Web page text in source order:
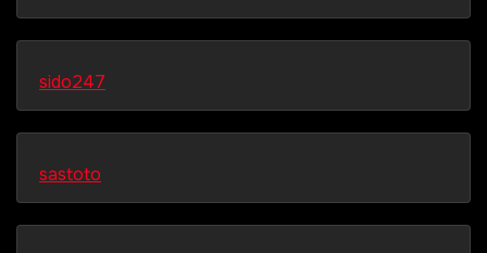
sido247
sastoto